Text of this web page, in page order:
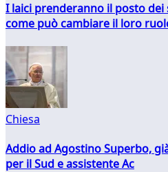
I laici prenderanno il posto dei
come può cambiare il loro
Chiesa
Addio ad Agostino Superbo,
per il Sud e assistente Ac